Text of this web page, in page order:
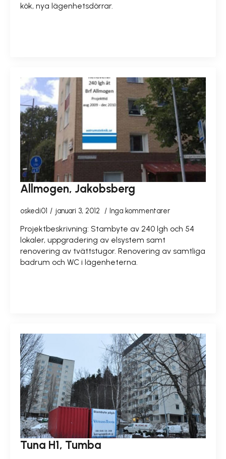
kök, nya lägenhetsdörrar.
Allmogen, Jakobsberg
oskedi01 januari 3, 2012 Inga kommentarer
Projektbeskrivning: Stambyte av 240 lgh och 54
lokaler, uppgradering av elsystem samt
renovering av tvättstugor. Renovering av samtliga
badrum och WC i lägenheterna.
Tuna H1, Tumba